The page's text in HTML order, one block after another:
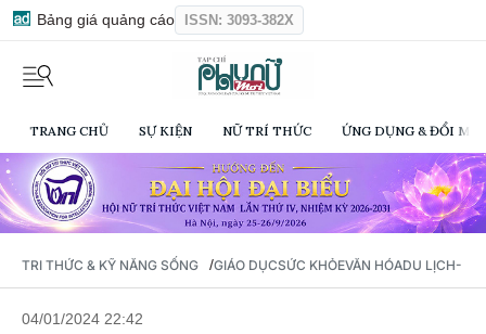
Bảng giá quảng cáo ISSN: 3093-382X
TRANG CHỦ SỰ KIỆN NỮ TRÍ THỨC ỨNG DỤNG & ĐỔI
TRI THỨC & KỸ NĂNG SỐNG /GIÁO DỤCSỨC KHỎEVĂN HÓADU LỊCH-
04/01/2024 22:42